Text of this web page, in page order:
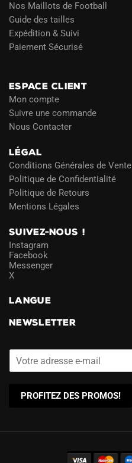
Nos Maillots de Football
Guide des tailles
Expédition & Suivi
Paiement Sécurisé
ESPACE CLIENT
Mon compte
Suivre une commande
Nous Contacter
LÉGAL
Conditions Générales de Vente
Politique de Confidentialité
Politique de Retours
Mentions Légales
SUIVEZ-NOUS !
Instagram
Facebook
Messenger
X
LANGUE
NEWSLETTER
PROFITEZ DES PROMOS!